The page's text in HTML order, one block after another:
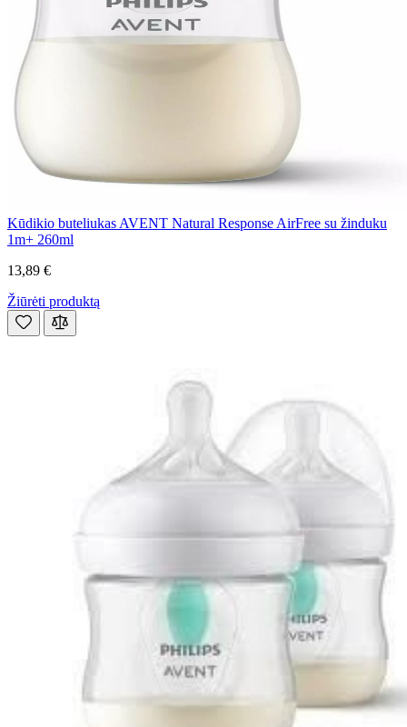
Kūdikio buteliukas AVENT Natural Response AirFree su žinduku
1m+ 260ml
13,89 €
Žiūrėti produktą